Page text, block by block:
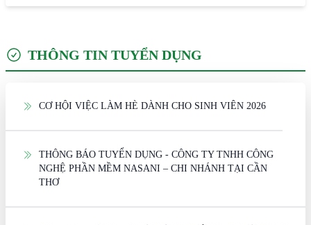
THÔNG TIN TUYỂN DỤNG
CƠ HỘI VIỆC LÀM HÈ DÀNH CHO SINH VIÊN 2026
THÔNG BÁO TUYỂN DỤNG - CÔNG TY TNHH CÔNG
NGHỆ PHẦN MỀM NASANI – CHI NHÁNH TẠI CẦN
THƠ